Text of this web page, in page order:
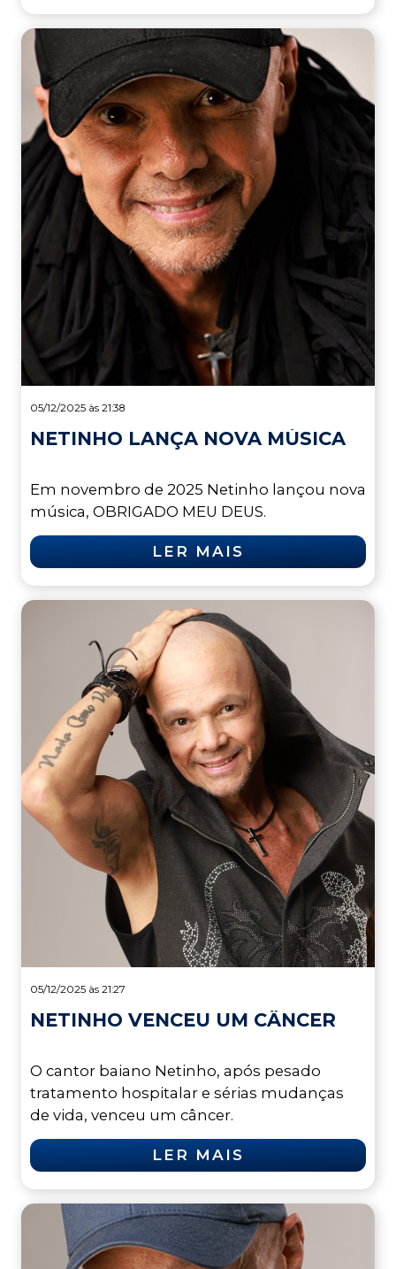
05/12/2025 às 21:38
NETINHO LANÇA NOVA MÚSICA
Em novembro de 2025 Netinho lançou nova
música, OBRIGADO MEU DEUS.
LER MAIS
05/12/2025 às 21:27
NETINHO VENCEU UM CÂNCER
O cantor baiano Netinho, após pesado
tratamento hospitalar e sérias mudanças
de vida, venceu um câncer.
LER MAIS